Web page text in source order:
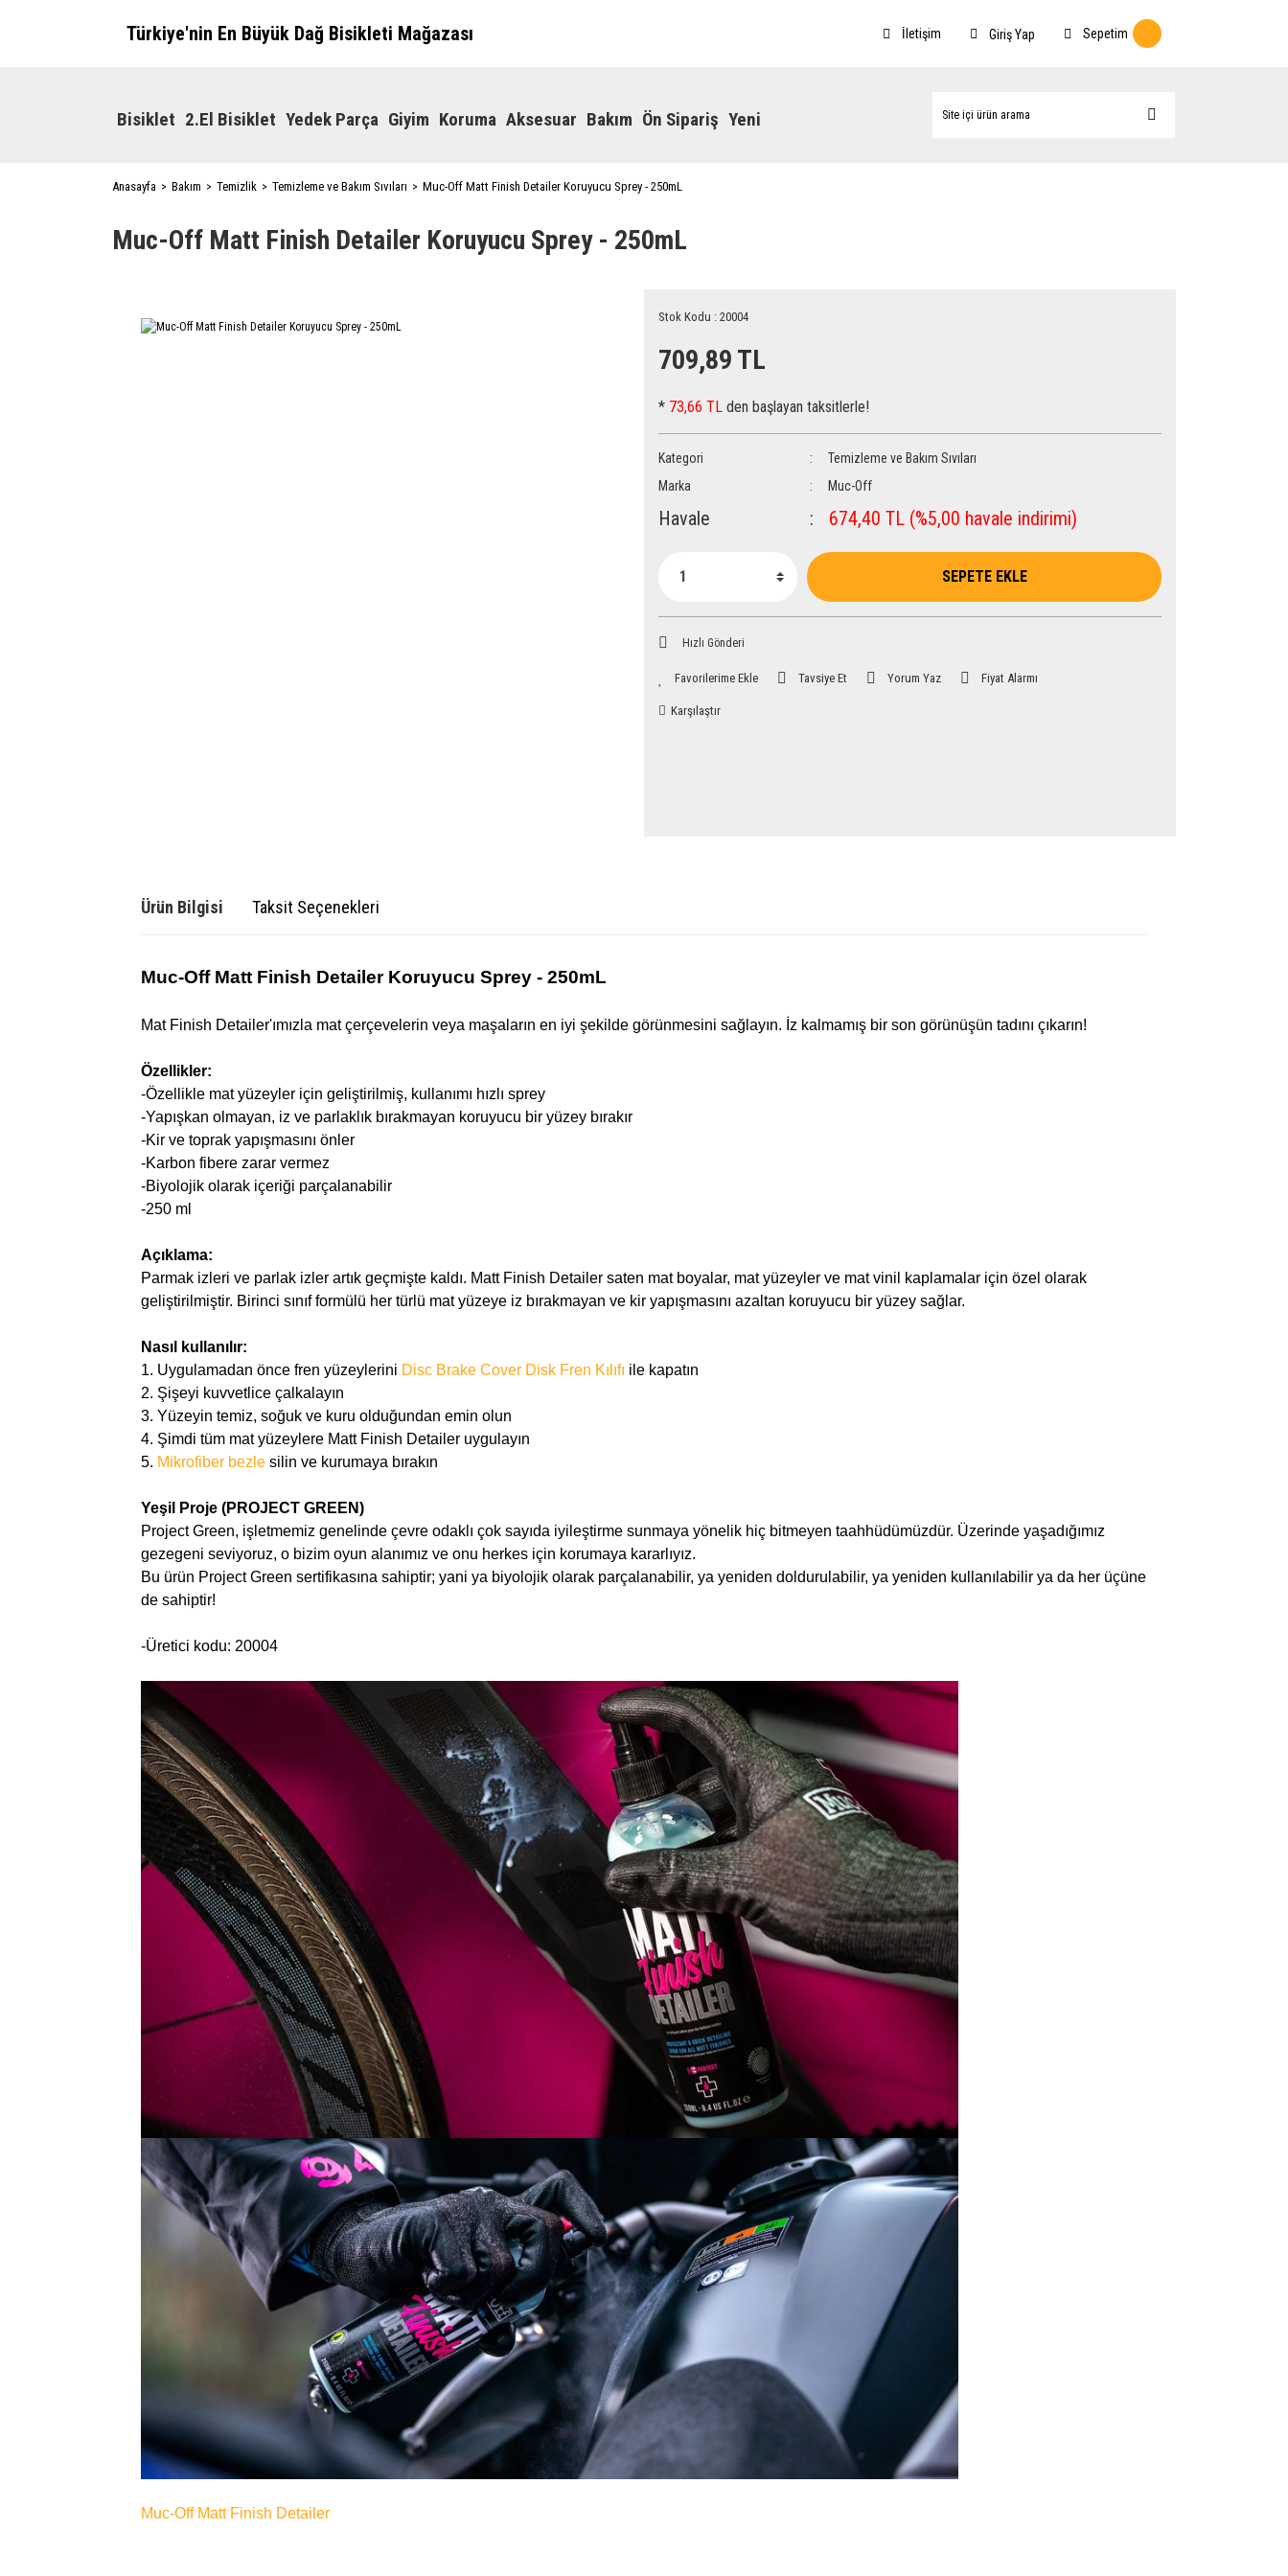
Türkiye'nin En Büyük Dağ Bisikleti Mağazası İletişim Giriş Yap Sepetim
Bisiklet 2.El Bisiklet Yedek Parça Giyim Koruma Aksesuar Bakım Ön Sipariş Yeni
Anasayfa Bakım Temizlik Temizleme ve Bakım Sıvıları Muc-Off Matt Finish Detailer Koruyucu Sprey - 250mL
Muc-Off Matt Finish Detailer Koruyucu Sprey - 250mL
Stok Kodu : 20004
709,89 TL
* 73,66 TL den başlayan taksitlerle!
Kategori
Temizleme ve Bakım Sıvıları
Marka
Muc-Off
Havale 674,40 TL (%5,00 havale indirimi)
SEPETE EKLE
Hızlı Gönderi
Tavsiye Et Yorum Yaz Fiyat Alarmı
Karşılaştır
Ürün Bilgisi Taksit Seçenekleri
Muc-Off Matt Finish Detailer Koruyucu Sprey - 250mL
Mat Finish Detailer'ımızla mat çerçevelerin veya maşaların en iyi şekilde görünmesini sağlayın. İz kalmamış bir son görünüşün tadını çıkarın!
Özellikler:
-Özellikle mat yüzeyler için geliştirilmiş, kullanımı hızlı sprey
-Yapışkan olmayan, iz ve parlaklık bırakmayan koruyucu bir yüzey bırakır
-Kir ve toprak yapışmasını önler
-Karbon fibere zarar vermez
-Biyolojik olarak içeriği parçalanabilir
-250 ml
Açıklama:
Parmak izleri ve parlak izler artık geçmişte kaldı. Matt Finish Detailer saten mat boyalar, mat yüzeyler ve mat vinil kaplamalar için özel olarak
geliştirilmiştir. Birinci sınıf formülü her türlü mat yüzeye iz bırakmayan ve kir yapışmasını azaltan koruyucu bir yüzey sağlar.
Nasıl kullanılır:
1. Uygulamadan önce fren yüzeylerini Disc Brake Cover Disk Fren Kılıfı ile kapatın
2. Şişeyi kuvvetlice çalkalayın
3. Yüzeyin temiz, soğuk ve kuru olduğundan emin olun
4. Şimdi tüm mat yüzeylere Matt Finish Detailer uygulayın
5. Mikrofiber bezle silin ve kurumaya bırakın
Yeşil Proje (PROJECT GREEN)
Project Green, işletmemiz genelinde çevre odaklı çok sayıda iyileştirme sunmaya yönelik hiç bitmeyen taahhüdümüzdür. Üzerinde yaşadığımız
gezegeni seviyoruz, o bizim oyun alanımız ve onu herkes için korumaya kararlıyız.
Bu ürün Project Green sertifikasına sahiptir; yani ya biyolojik olarak parçalanabilir, ya yeniden doldurulabilir, ya yeniden kullanılabilir ya da her üçüne
de sahiptir!
-Üretici kodu: 20004
Muc-Off Matt Finish Detailer